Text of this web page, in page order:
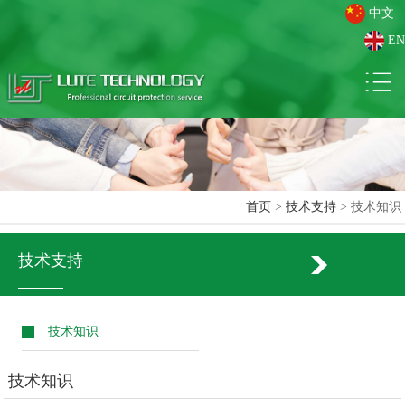
中文
EN
首页 > 技术支持> 技术知识
技术支持
技术知识
技术知识